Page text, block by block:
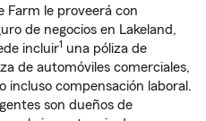
Farm le proveerá con
de negocios en Lakeland,
incluir1 una póliza de
de automóviles comerciales,
incluso compensación laboral.
son dueños de